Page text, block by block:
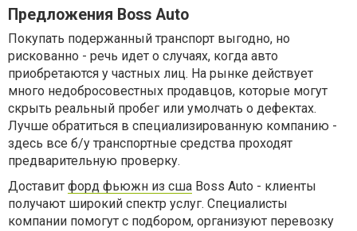
Предложения Boss Auto
Покупать подержанный транспорт выгодно, но
рискованно - речь идет о случаях, когда авто
приобретаются у частных лиц. На рынке действует
много недобросовестных продавцов, которые могут
скрыть реальный пробег или умолчать о дефектах.
Лучше обратиться в специализированную компанию -
здесь все б/у транспортные средства проходят
предварительную проверку.
Доставит форд фьюжн из сша Boss Auto - клиенты
получают широкий спектр услуг. Специалисты
компании помогут с подбором, организуют перевозку